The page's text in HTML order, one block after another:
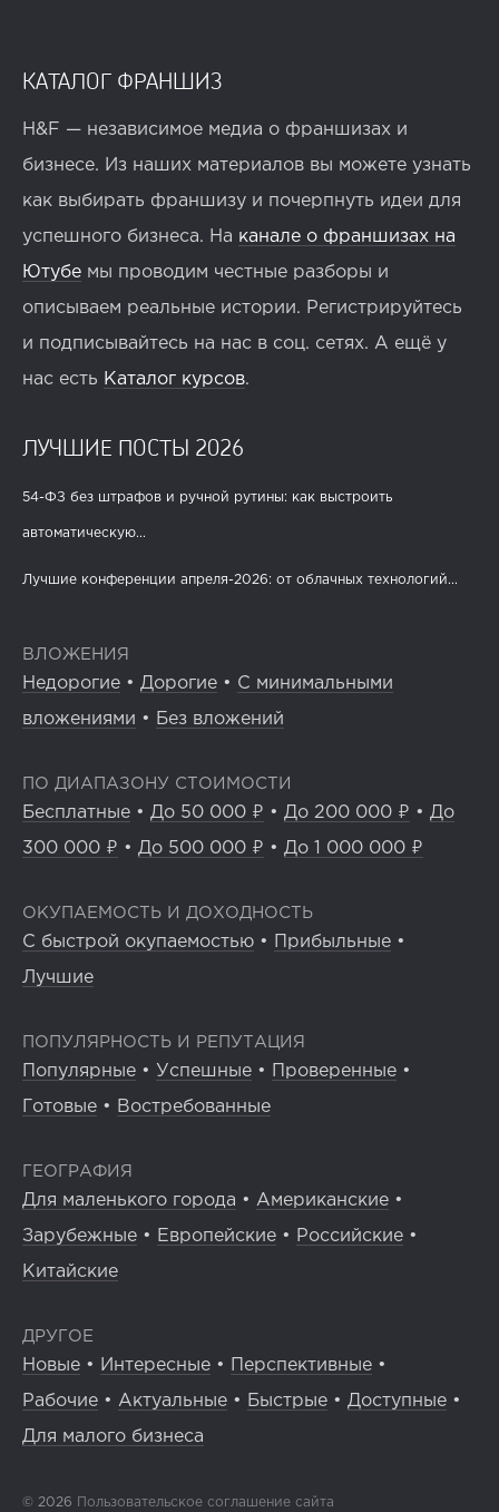
КАТАЛОГ ФРАНШИЗ
H&F — независимое медиа о франшизах и
бизнесе. Из наших материалов вы можете узнать
как выбирать франшизу и почерпнуть идеи для
успешного бизнеса. На канале о франшизах на
Ютубе мы проводим честные разборы и
описываем реальные истории. Регистрируйтесь
и подписывайтесь на нас в соц. сетях. А ещё у
нас есть Каталог курсов.
ЛУЧШИЕ ПОСТЫ 2026
54-ФЗ без штрафов и ручной рутины: как выстроить
автоматическую...
Лучшие конференции апреля-2026: от облачных технологий...
ВЛОЖЕНИЯ
Недорогие • Дорогие • С минимальными
вложениями • Без вложений
ПО ДИАПАЗОНУ СТОИМОСТИ
Бесплатные • До 50 000 ₽ • До 200 000 ₽ • До
300 000 ₽ • До 500 000 ₽ • До 1 000 000 ₽
ОКУПАЕМОСТЬ И ДОХОДНОСТЬ
С быстрой окупаемостью • Прибыльные •
Лучшие
ПОПУЛЯРНОСТЬ И РЕПУТАЦИЯ
Популярные • Успешные • Проверенные •
Готовые • Востребованные
ГЕОГРАФИЯ
Для маленького города • Американские •
Зарубежные • Европейские • Российские •
Китайские
ДРУГОЕ
Новые • Интересные • Перспективные •
Рабочие • Актуальные • Быстрые • Доступные •
Для малого бизнеса
© 2026 Пользовательское соглашение сайта